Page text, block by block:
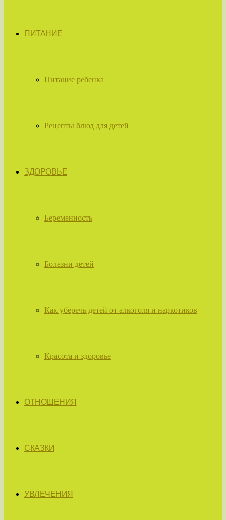
ПИТАНИЕ
Питание ребенка
Рецепты блюд для детей
ЗДОРОВЬЕ
Беременность
Болезни детей
Как уберечь детей от алкоголя и наркотиков
Красота и здоровье
ОТНОШЕНИЯ
СКАЗКИ
УВЛЕЧЕНИЯ